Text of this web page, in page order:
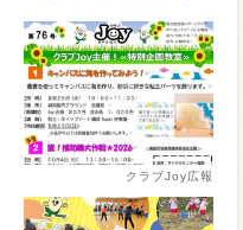
クラブJoy広報